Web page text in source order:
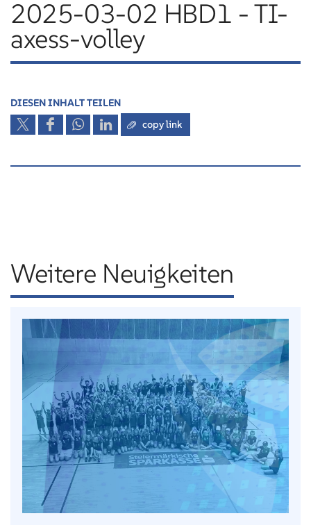
2025-03-02 HBD1 - TI-
axess-volley
DIESEN INHALT TEILEN
copy link
Weitere Neuigkeiten